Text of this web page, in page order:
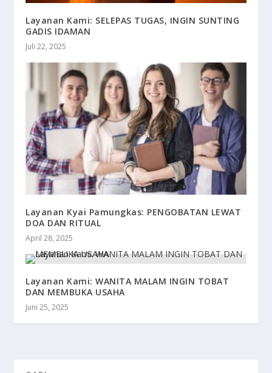
Layanan Kami: SELEPAS TUGAS, INGIN SUNTING
GADIS IDAMAN
Juli 22, 2025
Layanan Kyai Pamungkas: PENGOBATAN LEWAT
DOA DAN RITUAL
April 28, 2025
Layanan Kami: WANITA MALAM INGIN TOBAT
DAN MEMBUKA USAHA
Juni 25, 2025